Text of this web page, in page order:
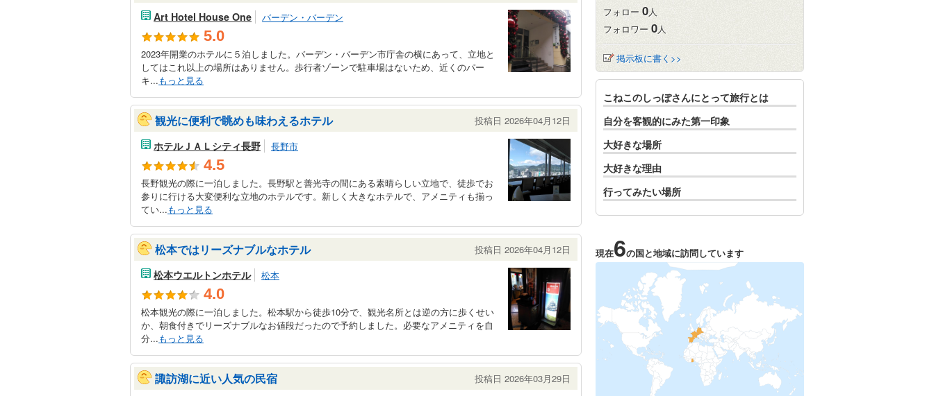
Art Hotel House One バーデン・バーデン
5.0
2023年開業のホテルに５泊しました。バーデン・バーデン市庁舎の横にあって、立地と
してはこれ以上の場所はありません。歩行者ゾーンで駐車場はないため、近くのパー
キ...もっと見る
観光に便利で眺めも味わえるホテル 投稿日 2026年04月12日
ホテルＪＡＬシティ長野 長野市
4.5
長野観光の際に一泊しました。長野駅と善光寺の間にある素晴らしい立地で、徒歩でお
参りに行ける大変便利な立地のホテルです。新しく大きなホテルで、アメニティも揃っ
てい...もっと見る
松本ではリーズナブルなホテル 投稿日 2026年04月12日
松本ウエルトンホテル 松本
4.0
松本観光の際に一泊しました。松本駅から徒歩10分で、観光名所とは逆の方に歩くせい
か、朝食付きでリーズナブルなお値段だったので予約しました。必要なアメニティを自
分...もっと見る
諏訪湖に近い人気の民宿 投稿日 2026年03月29日
フォロー 0人
フォロワー 0人
掲示板に書く>>
こねこのしっぽさんにとって旅行とは
自分を客観的にみた第一印象
大好きな場所
大好きな理由
行ってみたい場所
現在6の国と地域に訪問しています